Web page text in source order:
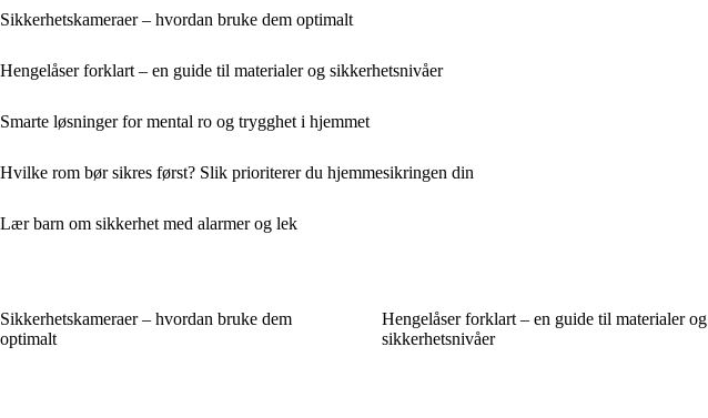
Sikkerhetskameraer – hvordan bruke dem optimalt
Hengelåser forklart – en guide til materialer og sikkerhetsnivåer
Smarte løsninger for mental ro og trygghet i hjemmet
Hvilke rom bør sikres først? Slik prioriterer du hjemmesikringen din
Lær barn om sikkerhet med alarmer og lek
Sikkerhetskameraer – hvordan bruke dem
optimalt
Hengelåser forklart – en guide til materialer og
sikkerhetsnivåer